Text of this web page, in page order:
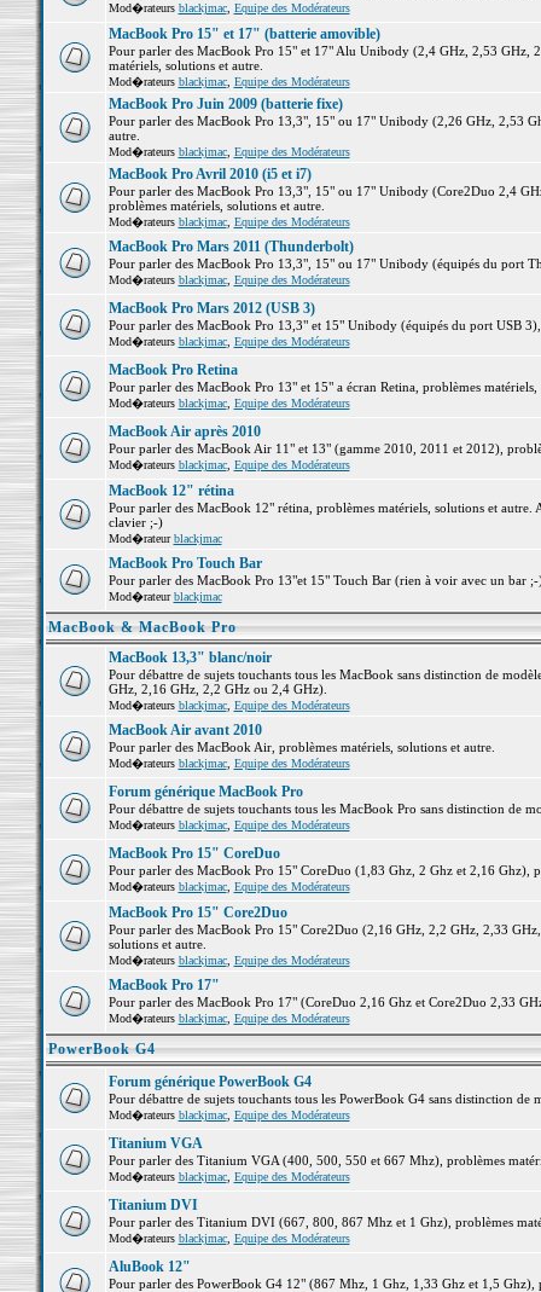
Mod�rateurs blackjmac, Equipe des Modérateurs
MacBook Pro 15" et 17" (batterie amovible)
Pour parler des MacBook Pro 15" et 17" Alu Unibody (2,4 GHz, 2,53 GHz,
matériels, solutions et autre.
Mod�rateurs blackjmac, Equipe des Modérateurs
MacBook Pro Juin 2009 (batterie fixe)
Pour parler des MacBook Pro 13,3", 15" ou 17" Unibody (2,26 GHz, 2,53
autre.
Mod�rateurs blackjmac, Equipe des Modérateurs
MacBook Pro Avril 2010 (i5 et i7)
Pour parler des MacBook Pro 13,3", 15" ou 17" Unibody (Core2Duo 2,4
problèmes matériels, solutions et autre.
Mod�rateurs blackjmac, Equipe des Modérateurs
MacBook Pro Mars 2011 (Thunderbolt)
Pour parler des MacBook Pro 13,3", 15" ou 17" Unibody (équipés du port
Mod�rateurs blackjmac, Equipe des Modérateurs
MacBook Pro Mars 2012 (USB 3)
Pour parler des MacBook Pro 13,3" et 15" Unibody (équipés du port USB
Mod�rateurs blackjmac, Equipe des Modérateurs
MacBook Pro Retina
Pour parler des MacBook Pro 13" et 15" a écran Retina, problèmes matériels,
Mod�rateurs blackjmac, Equipe des Modérateurs
MacBook Air après 2010
Pour parler des MacBook Air 11" et 13" (gamme 2010, 2011 et 2012),
Mod�rateurs blackjmac, Equipe des Modérateurs
MacBook 12" rétina
Pour parler des MacBook 12" rétina, problèmes matériels, solutions et
clavier ;-)
Mod�rateurblackjmac
MacBook Pro Touch Bar
Pour parler des MacBook Pro 13"et 15" Touch Bar (rien à voir avec un bar
Mod�rateurblackjmac
MacBook & MacBook Pro
MacBook 13,3" blanc/noir
Pour débattre de sujets touchants tous les MacBook sans distinction de
GHz, 2,16 GHz, 2,2 GHz ou 2,4 GHz).
Mod�rateurs blackjmac, Equipe des Modérateurs
MacBook Air avant 2010
Pour parler des MacBook Air, problèmes matériels, solutions et autre.
Mod�rateurs blackjmac, Equipe des Modérateurs
Forum générique MacBook Pro
Pour débattre de sujets touchants tous les MacBook Pro sans distinction de
Mod�rateurs blackjmac, Equipe des Modérateurs
MacBook Pro 15" CoreDuo
Pour parler des MacBook Pro 15" CoreDuo (1,83 Ghz, 2 Ghz et 2,16 Ghz),
Mod�rateurs blackjmac, Equipe des Modérateurs
MacBook Pro 15" Core2Duo
Pour parler des MacBook Pro 15" Core2Duo (2,16 GHz, 2,2 GHz, 2,33
solutions et autre.
Mod�rateurs blackjmac, Equipe des Modérateurs
MacBook Pro 17"
Pour parler des MacBook Pro 17" (CoreDuo 2,16 Ghz et Core2Duo 2,33
Mod�rateurs blackjmac, Equipe des Modérateurs
PowerBook G4
Forum générique PowerBook G4
Pour débattre de sujets touchants tous les PowerBook G4 sans distinction de
Mod�rateurs blackjmac, Equipe des Modérateurs
Titanium VGA
Pour parler des Titanium VGA (400, 500, 550 et 667 Mhz), problèmes
Mod�rateurs blackjmac, Equipe des Modérateurs
Titanium DVI
Pour parler des Titanium DVI (667, 800, 867 Mhz et 1 Ghz), problèmes
Mod�rateurs blackjmac, Equipe des Modérateurs
AluBook 12"
Pour parler des PowerBook G4 12" (867 Mhz, 1 Ghz, 1,33 Ghz et 1,5 Ghz),